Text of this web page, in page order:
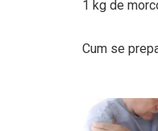
1 kg de
Cum se